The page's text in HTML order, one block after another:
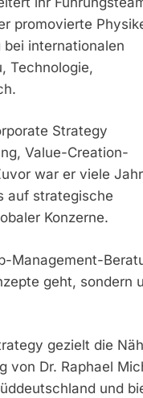
promovierte
internationalen
Technologie,
Strategy
Value-Creation-
war er viele
auf strategische
Konzerne.
Management-
geht, sondern
gezielt die
von Dr. Raphael
und